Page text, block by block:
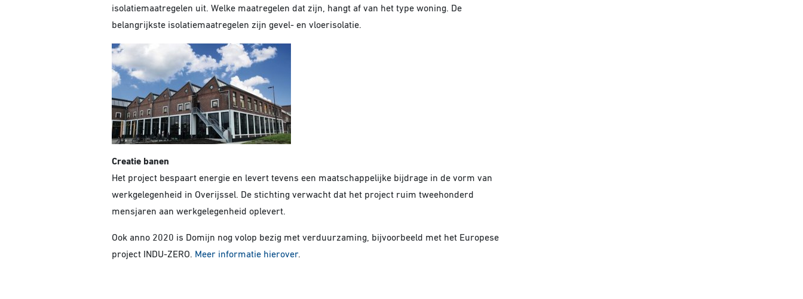
isolatiemaatregelen uit. Welke maatregelen dat zijn, hangt af van het type woning. De
belangrijkste isolatiemaatregelen zijn gevel- en vloerisolatie.
Creatie banen
Het project bespaart energie en levert tevens een maatschappelijke bijdrage in de vorm van
werkgelegenheid in Overijssel. De stichting verwacht dat het project ruim tweehonderd
mensjaren aan werkgelegenheid oplevert.
Ook anno 2020 is Domijn nog volop bezig met verduurzaming, bijvoorbeeld met het Europese
project INDU-ZERO. Meer informatie hierover.